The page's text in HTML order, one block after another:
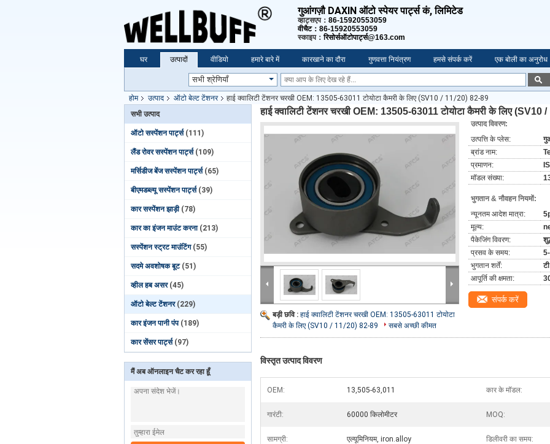
गुआंगज़ौ DAXIN ऑटो स्पेयर पार्ट्स कं, लिमिटेड
व्हाट्सएप： 86-15920553059
वीचैट：86-15920553059
स्काइप：रिसोर्सऑटोपार्ट्स@163.com
घर उत्पादों वीडियो हमारे बारे में कारखाने का दौरा गुणवत्ता नियंत्रण हमसे संपर्क करें एक बोली का अनुरोध
होम उत्पाद ऑटो बेल्ट टेंशनर
हाई क्वालिटी टेंशनर चरखी OEM: 13505-63011 टोयोटा कैमरी के लिए (SV10 / 11/20) 82-89
सभी उत्पाद
ऑटो सस्पेंशन पार्ट्स (111)
लैंड रोवर सस्पेंशन पार्ट्स (109)
मर्सिडीज बेंज सस्पेंशन पार्ट्स (65)
बीएमडब्ल्यू सस्पेंशन पार्ट्स (39)
कार सस्पेंशन झाड़ी (78)
कार का इंजन माउंट करना (213)
सस्पेंशन स्ट्रट माउंटिंग (55)
सदमे अवशोषक बूट (51)
व्हील हब असर (45)
ऑटो बेल्ट टेंशनर (229)
कार इंजन पानी पंप (189)
कार सेंसर पार्ट्स (97)
मैं अब ऑनलाइन चैट कर रहा हूँ
हाई क्वालिटी टेंशनर चरखी OEM: 13505-63011 टोयोटा कैमरी के लिए (SV10
बड़ी छवि : हाई क्वालिटी टेंशनर चरखी OEM: 13505-63011 टोयोटा
कैमरी के लिए (SV10 / 11/20) 82-89
सबसे अच्छी कीमत
उत्पाद विवरण:
उत्पत्ति के प्लेस:
ब्रांड नाम:
प्रमाणन:
मॉडल संख्या:
भुगतान & नौवहन नियमों:
न्यूनतम आदेश मात्रा:
मूल्य:
पैकेजिंग विवरण:
प्रसव के समय:
भुगतान शर्तें:
आपूर्ति की क्षमता:
संपर्क करें
विस्तृत उत्पाद विवरण
OEM: 13,505-63,011 कार के मॉडल:
गारंटी: 60000 किलोमीटर MOQ:
सामग्री: एल्यूमिनियम, iron.alloy डिलीवरी का समय: